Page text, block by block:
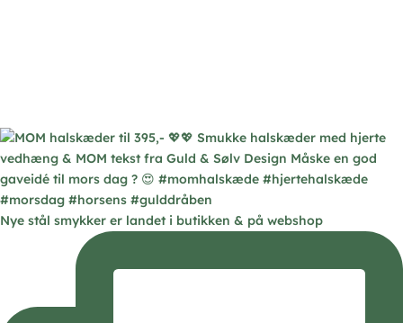
Nye stål smykker er landet i butikken & på webshop